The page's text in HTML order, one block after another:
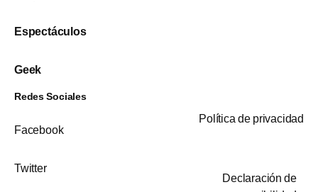
Espectáculos
Geek
Redes Sociales
Facebook
Twitter
Política de privacidad
Declaración de